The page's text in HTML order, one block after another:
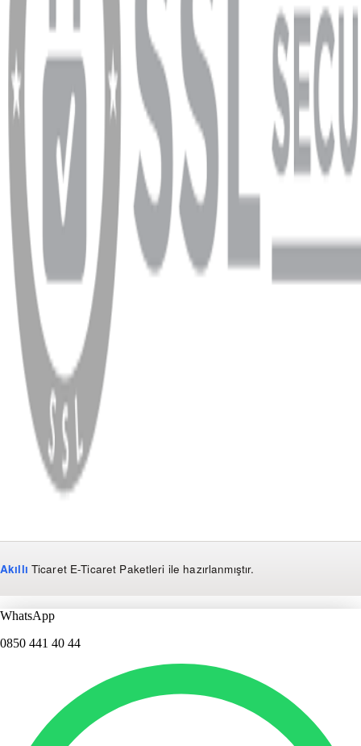
info@dukkanhifi.com 0850 441 40 44
Çalışma Saatleri: Pazartesi - Cuma 09:30 - 19:30, Cumartesi 10:00 - 18:00
WhatsApp Facebook
Copyright
2026 Dükkan Hifi
Akıllı Ticaret E-Ticaret Paketleri ile hazırlanmıştır.
WhatsApp
0850 441 40 44